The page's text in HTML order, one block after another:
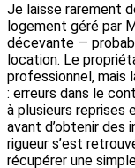
Je laisse rarement
logement géré par
décevante —
location. Le
professionnel, mais
: erreurs dans le
à plusieurs reprises
avant d’obtenir des
rigueur s’est
récupérer une